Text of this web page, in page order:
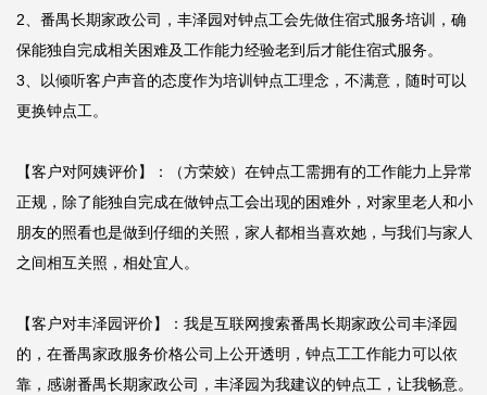
2、番禺长期家政公司，丰泽园对钟点工会先做住宿式服务培训，确
保能独自完成相关困难及工作能力经验老到后才能住宿式服务。
3、以倾听客户声音的态度作为培训钟点工理念，不满意，随时可以
更换钟点工。
【客户对阿姨评价】：（方荣姣）在钟点工需拥有的工作能力上异常
正规，除了能独自完成在做钟点工会出现的困难外，对家里老人和小
朋友的照看也是做到仔细的关照，家人都相当喜欢她，与我们与家人
之间相互关照，相处宜人。
【客户对丰泽园评价】：我是互联网搜索番禺长期家政公司丰泽园
的，在番禺家政服务价格公司上公开透明，钟点工工作能力可以依
靠，感谢番禺长期家政公司，丰泽园为我建议的钟点工，让我畅意。